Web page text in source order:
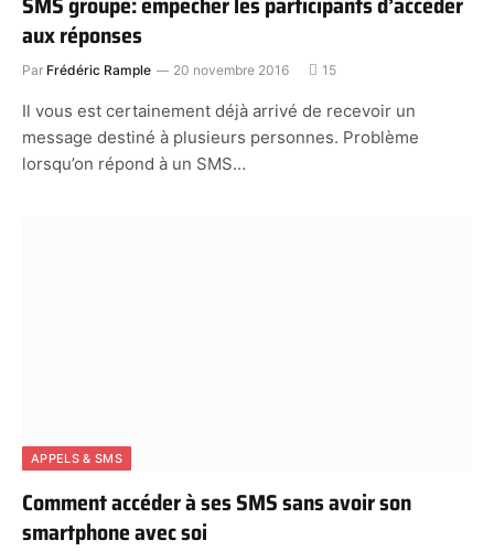
aux réponses
Par Frédéric Rample 20 novembre 2016 15
Il vous est certainement déjà arrivé de recevoir un
message destiné à plusieurs personnes. Problème
lorsqu’on répond à un SMS…
APPELS & SMS
Comment accéder à ses SMS sans avoir son
smartphone avec soi